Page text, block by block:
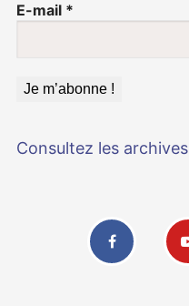
E-mail *
Consultez les archives